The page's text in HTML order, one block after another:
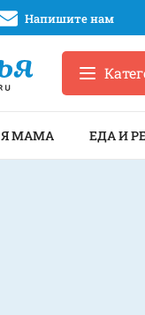
Напишите нам
Я МАМА ЕДА И